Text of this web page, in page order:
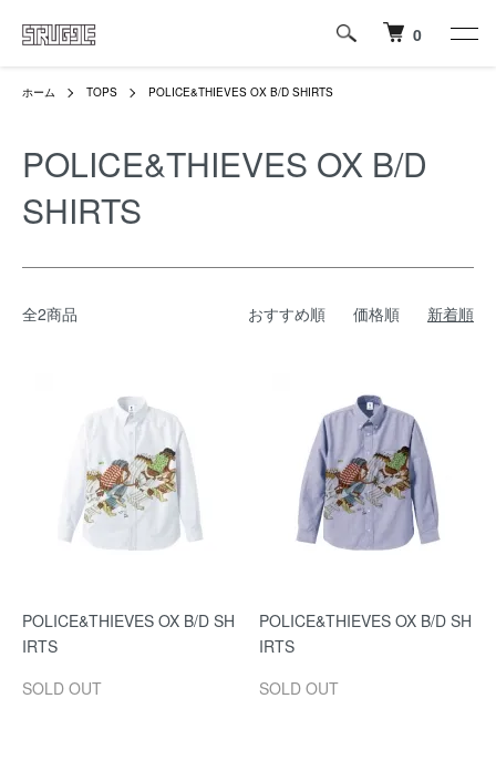
0
ホーム TOPS POLICE&THIEVES OX B/D SHIRTS
POLICE&THIEVES OX B/D
SHIRTS
全2商品 おすすめ順 価格順 新着順
POLICE&THIEVES OX B/D SH
IRTS
SOLD OUT
POLICE&THIEVES OX B/D SH
IRTS
SOLD OUT